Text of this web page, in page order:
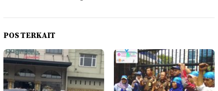
POS TERKAIT